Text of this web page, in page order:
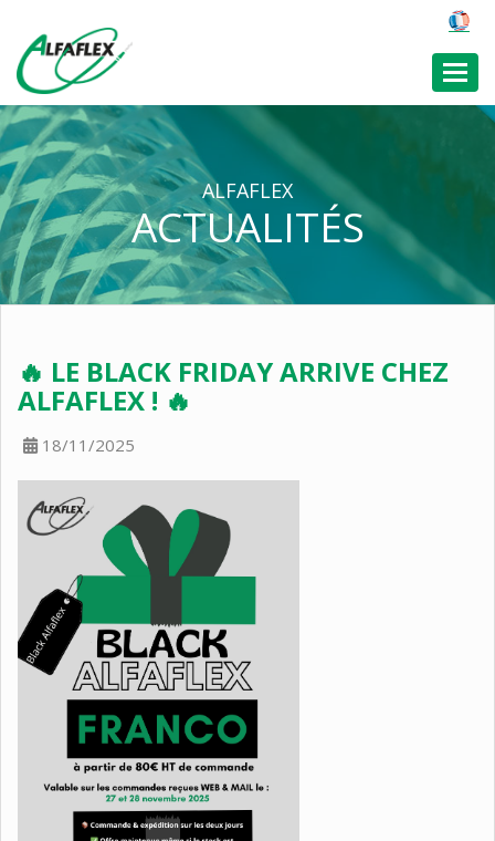
ALFAFLEX
ACTUALITÉS
🔥 LE BLACK FRIDAY ARRIVE CHEZ
ALFAFLEX ! 🔥
18/11/2025